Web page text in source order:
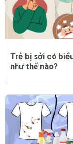
Trẻ bị sởi có
như thế nào?